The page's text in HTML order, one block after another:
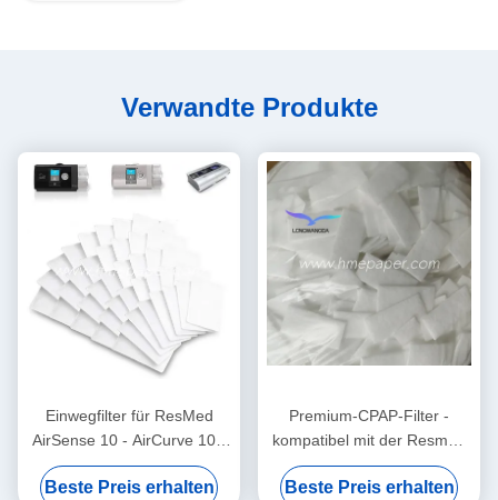
Verwandte Produkte
Einwegfilter für ResMed
AirSense 10 - AirCurve 10 -
S9 - AirStart
Beste Preis erhalten
Premium-CPAP-Filter -
kompatibel mit der Resmed
Airsense 11
Versorgungsreihe
Beste Preis erhalten